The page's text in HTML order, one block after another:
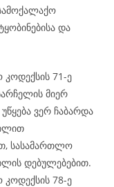
და
71-ე
მიერ
ვერ ჩაბარდა
სასამართლო
დებულებებით.
78-ე